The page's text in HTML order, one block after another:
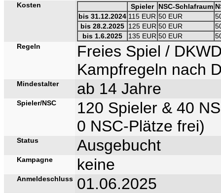
Kosten Spieler NSC-Schlafraum
bis 31.12.2024 115 EUR 50 EUR
bis 28.2.2025 125 EUR 50 EUR
bis 1.6.2025
135 EUR 50 EUR
Regeln
Freies Spiel /
Kampfregeln nach
Mindestalter ab 14 Jahre
Spieler/NSC
120 Spieler & 40
0 NSC-Plätze frei)
Status Ausgebucht
Kampagne keine
Anmeldeschluss 01.06.2025